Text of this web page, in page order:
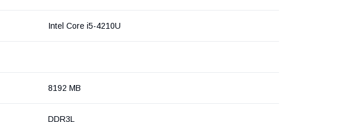
Intel Core i5-4210U
8192 MB
DDR3L